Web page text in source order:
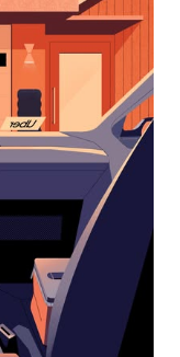
التاريخ.
اضغط
على
زر
الخروج
لإغلاق
التقويم.